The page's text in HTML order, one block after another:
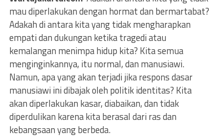
mau diperlakukan dengan hormat dan bermartabat?
Adakah di antara kita yang tidak mengharapkan
empati dan dukungan ketika tragedi atau
kemalangan menimpa hidup kita? Kita semua
menginginkannya, itu normal, dan manusiawi.
Namun, apa yang akan terjadi jika respons dasar
manusiawi ini dibajak oleh politik identitas? Kita
akan diperlakukan kasar, diabaikan, dan tidak
diperdulikan karena kita berasal dari ras dan
kebangsaan yang berbeda.